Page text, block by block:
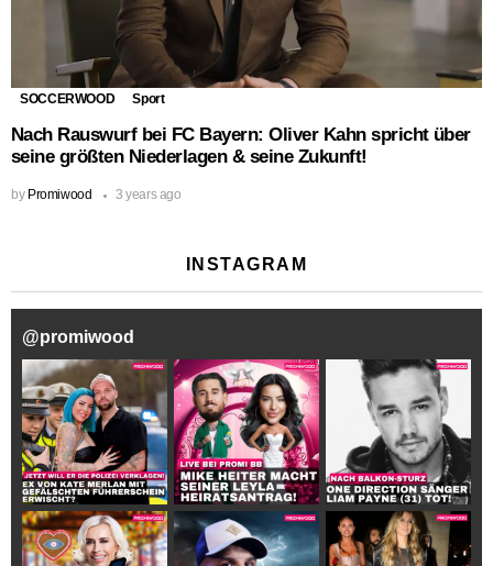
SOCCERWOOD Sport
Nach Rauswurf bei FC Bayern: Oliver Kahn spricht über
seine größten Niederlagen & seine Zukunft!
by Promiwood 3 years ago
INSTAGRAM
@promiwood